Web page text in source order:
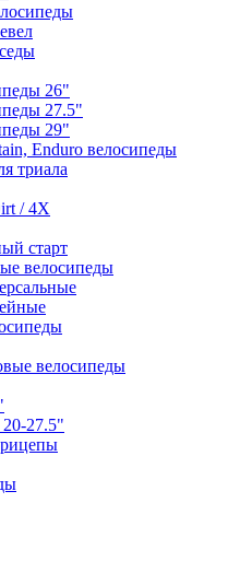
26"
27.5"
29"
Enduro велосипеды
триала
/ 4X
старт
велосипеды
велосипеды
27.5"